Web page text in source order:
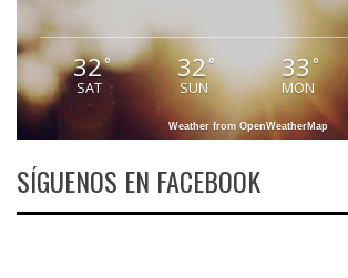
32°
SAT
32°
SUN
33 °
MON
Weather from OpenWeatherMap
SÍGUENOS EN FACEBOOK